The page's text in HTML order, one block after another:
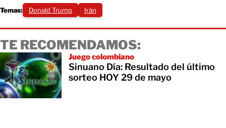
Temas: Donald Trump Irán
TE RECOMENDAMOS:
Juego colombiano
Sinuano Día: Resultado del último
sorteo HOY 29 de mayo